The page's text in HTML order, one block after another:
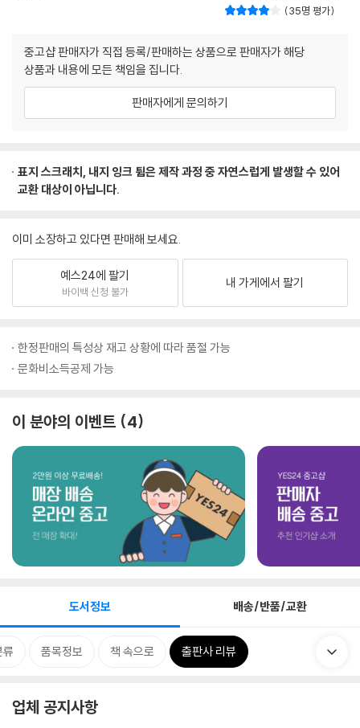
35명 평가
중고샵 판매자가 직접 등록/판매하는 상품으로 판매자가 해당
상품과 내용에 모든 책임을 집니다.
판매자에게 문의하기
표지 스크래치, 내지 잉크 튐은 제작 과정 중 자연스럽게 발생할 수 있어
교환 대상이 아닙니다.
이미 소장하고 있다면 판매해 보세요.
예스24에 팔기
바이백 신청 불가
내 가게에서 팔기
한정판매의 특성상 재고 상황에 따라 품절 가능
문화비소득공제 가능
이 분야의 이벤트 4
도서정보 배송/반품/교환
류 품목정보 책 속으로 출판사 리뷰
업체 공지사항